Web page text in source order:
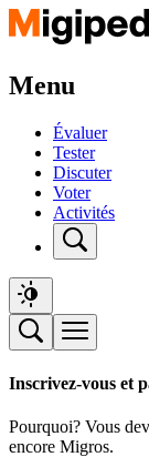
Menu
Évaluer
Tester
Discuter
Voter
Activités
Inscrivez-vous et
Pourquoi? Vous
encore Migros.